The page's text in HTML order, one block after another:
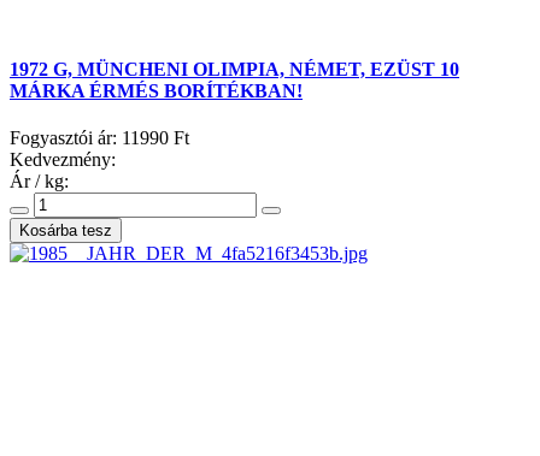
1972 G, MÜNCHENI OLIMPIA, NÉMET, EZÜST 10
MÁRKA ÉRMÉS BORÍTÉKBAN!
Fogyasztói ár: 11990 Ft
Kedvezmény:
Ár / kg: